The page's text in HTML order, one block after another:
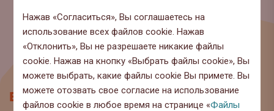
Нажав «Согласиться», Вы соглашаетесь на
использование всех файлов cookie. Нажав
«Отклонить», Вы не разрешаете никакие файлы
cookie. Нажав на кнопку «Выбрать файлы cookie», Вы
можете выбрать, какие файлы cookie Вы примете. Вы
можете отозвать свое согласие на использование
файлов cookie в любое время на странице «Файлы
Блог